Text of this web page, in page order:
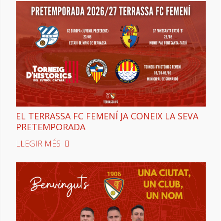
EL TERRASSA FC FEMENÍ JA CONEIX LA SEVA
PRETEMPORADA
LLEGIR MÉS